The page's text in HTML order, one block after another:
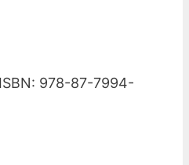
978-87-7994-